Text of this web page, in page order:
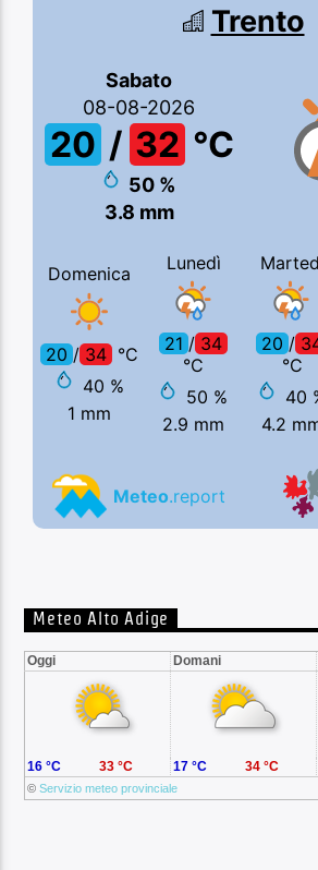
Meteo Alto Adige
Oggi Domani
©Servizio meteo provinciale
16 °C 33 °C 17 °C 34 °C